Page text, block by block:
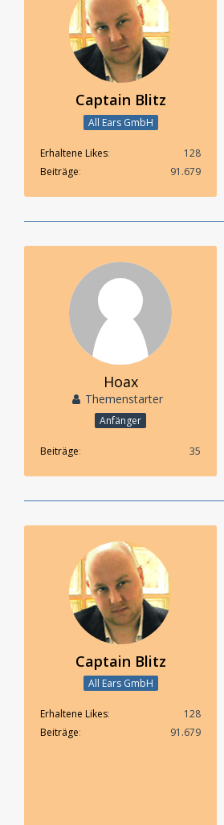
Captain Blitz
All Ears GmbH
Erhaltene Likes
128
Beiträge
91.679
Hoax
Themenstarter
Anfänger
Beiträge 35
Captain Blitz
All Ears GmbH
Erhaltene Likes
128
Beiträge
91.679